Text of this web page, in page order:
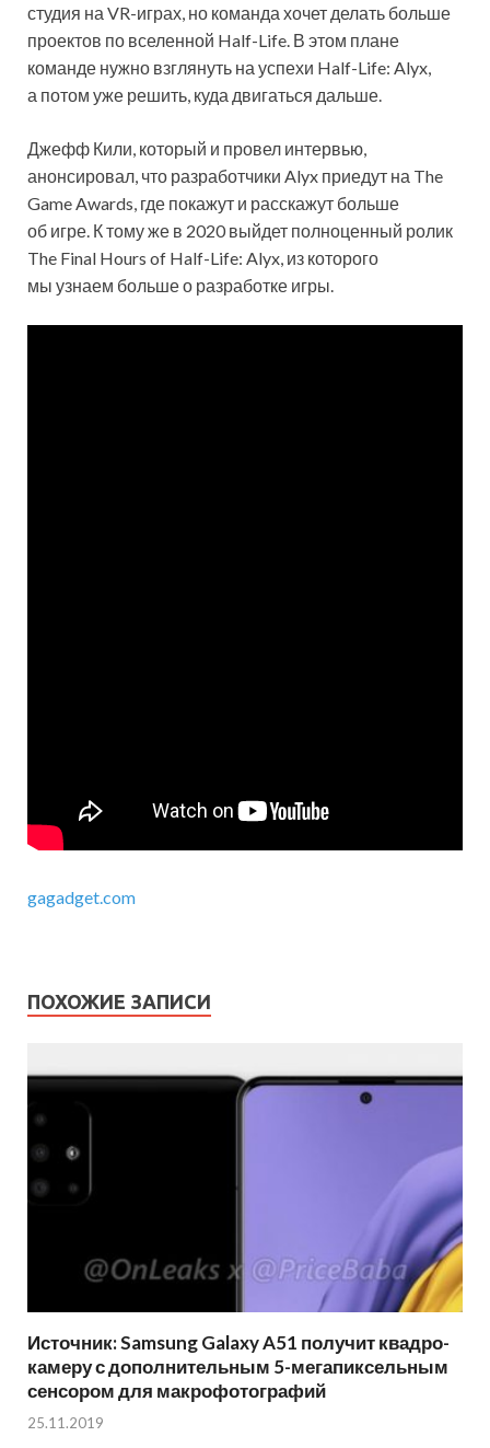
студия на VR-играх, но команда хочет делать больше
проектов по вселенной Half-Life. В этом плане
команде нужно взглянуть на успехи Half-Life: Alyx,
а потом уже решить, куда двигаться дальше.
Джефф Кили, который и провел интервью,
анонсировал, что разработчики Alyx приедут на The
Game Awards, где покажут и расскажут больше
об игре. К тому же в 2020 выйдет полноценный ролик
The Final Hours of Half-Life: Alyx, из которого
мы узнаем больше о разработке игры.
gagadget.com
ПОХОЖИЕ ЗАПИСИ
Источник: Samsung Galaxy A51 получит квадро-
камеру с дополнительным 5-мегапиксельным
сенсором для макрофотографий
25.11.2019